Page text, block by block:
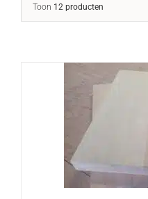
Toon 12 producten